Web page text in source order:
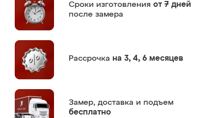
Сроки изготовления от 7 дней
после замера
Рассрочка на 3, 4, 6 месяцев
Замер, доставка и подъем
бесплатно